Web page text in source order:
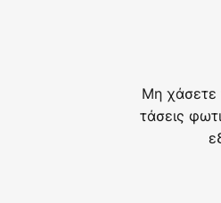
Μη χάσετε
τάσεις